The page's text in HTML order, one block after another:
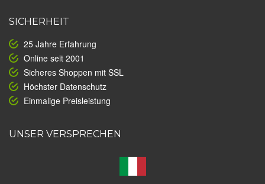
SICHERHEIT
25 Jahre Erfahrung
Online seit 2001
Sicheres Shoppen mit SSL
Höchster Datenschutz
Einmalige Preisleistung
UNSER VERSPRECHEN